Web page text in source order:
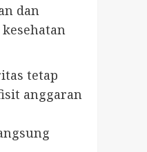
dan
tetap
anggaran